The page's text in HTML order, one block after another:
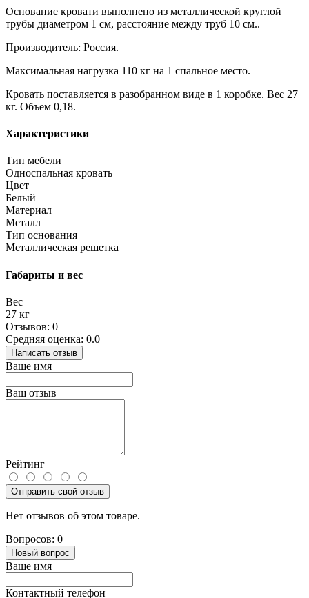
Основание кровати выполнено из металлической круглой
трубы диаметром 1 см, расстояние между труб 10 см..
Производитель: Россия.
Максимальная нагрузка 110 кг на 1 спальное место.
Кровать поставляется в разобранном виде в 1 коробке. Вес 27
кг. Объем 0,18.
Характеристики
Тип мебели
Односпальная кровать
Цвет
Белый
Материал
Металл
Тип основания
Металлическая решетка
Габариты и вес
Вес
27 кг
Отзывов: 0
Средняя оценка: 0.0
Написать отзыв
Ваше имя
Ваш отзыв
Рейтинг
Отправить свой отзыв
Нет отзывов об этом товаре.
Вопросов: 0
Новый вопрос
Ваше имя
Контактный телефон